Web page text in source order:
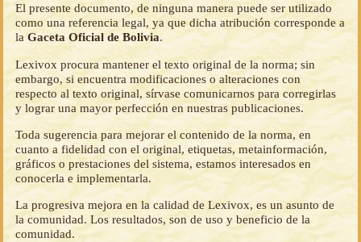
El presente documento, de ninguna manera puede ser utilizado
como una referencia legal, ya que dicha atribución corresponde a
laGaceta Oficial de Bolivia.
Lexivox procura mantener el texto original de la norma; sin
embargo, si encuentra modificaciones o alteraciones con
respecto al texto original, sírvase comunicarnos para corregirlas
y lograr una mayor perfección en nuestras publicaciones.
Toda sugerencia para mejorar el contenido de la norma, en
cuanto a fidelidad con el original, etiquetas, metainformación,
gráficos o prestaciones del sistema, estamos interesados en
conocerla e implementarla.
La progresiva mejora en la calidad de Lexivox, es un asunto de
la comunidad. Los resultados, son de uso y beneficio de la
comunidad.